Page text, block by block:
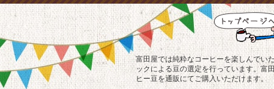
富田屋では純粋なコーヒーを楽しんでい
ックによる豆の選定を行っています。富
ヒー豆を通販にてご購入いただけます。